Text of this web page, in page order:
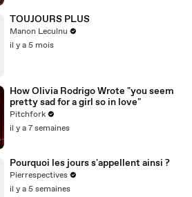
TOUJOURS PLUS
Manon Leculnu
il y a 5 mois
How Olivia Rodrigo Wrote "you seem
pretty sad for a girl so in love"
Pitchfork
il y a 7 semaines
Pourquoi les jours s'appellent ainsi ?
Pierrespectives
il y a 5 semaines